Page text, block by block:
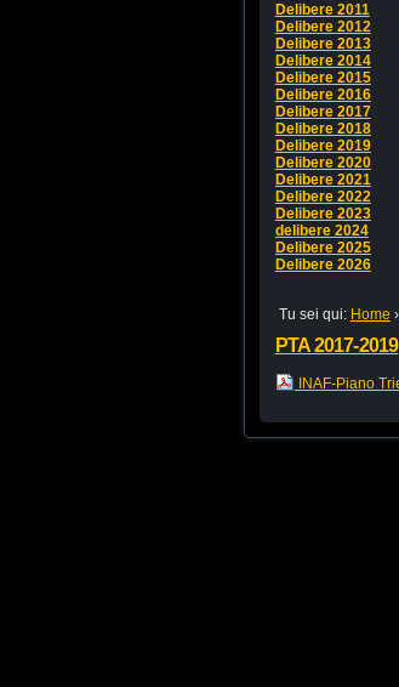
Delibere 2011
Delibere 2012
Delibere 2013
Delibere 2014
Delibere 2015
Delibere 2016
Delibere 2017
Delibere 2018
Delibere 2019
Delibere 2020
Delibere 2021
Delibere 2022
Delibere 2023
delibere 2024
Delibere 2025
Delibere 2026
Tu sei qui: Home ›
PTA 2017-2019
INAF-Piano